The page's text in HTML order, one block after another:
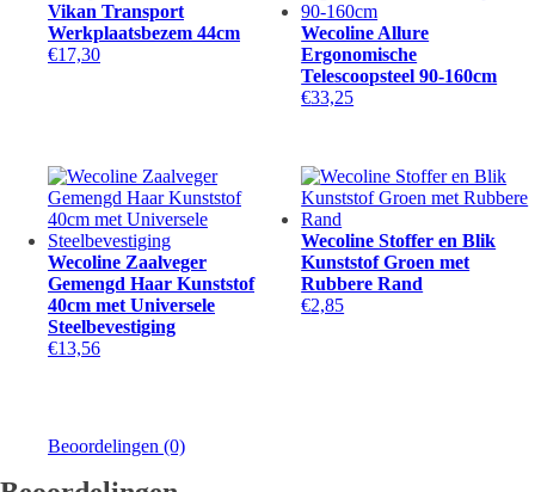
Vikan Transport
Werkplaatsbezem 44cm
€17,30
Wecoline Allure
Ergonomische
Telescoopsteel 90-160cm
€33,25
Wecoline Zaalveger
Gemengd Haar Kunststof
40cm met Universele
Steelbevestiging
€13,56
Wecoline Stoffer en Blik
Kunststof Groen met
Rubbere Rand
€2,85
Beoordelingen (0)